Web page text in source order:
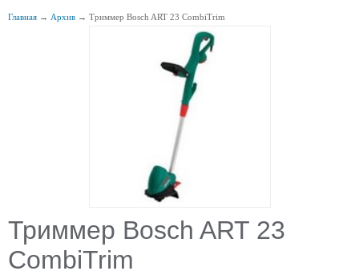
Главная → Архив → Триммер Bosch ART 23 CombiTrim
Триммер Bosch ART 23
CombiTrim